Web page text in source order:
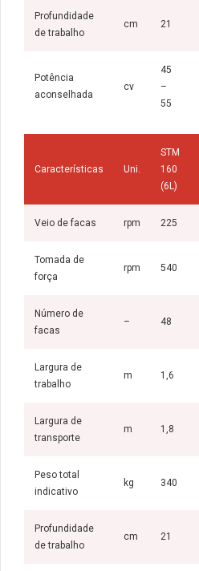
Profundidade
de trabalho
cm 21
Potência
aconselhada
cv
45
–
55
Características Uni.
STM
160
(6L)
Veio de facas rpm 225
Tomada de
força
rpm 540
Número de
facas
– 48
Largura de
trabalho
m 1,6
Largura de
transporte
m 1,8
Peso total
indicativo
kg 340
Profundidade
de trabalho
cm 21